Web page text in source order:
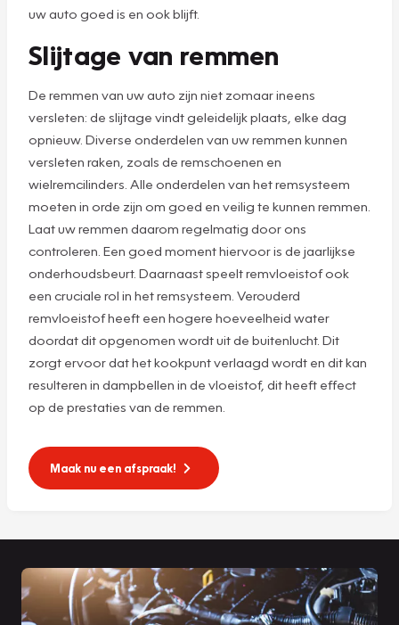
uw auto goed is en ook blijft.
Slijtage van remmen
De remmen van uw auto zijn niet zomaar ineens
versleten: de slijtage vindt geleidelijk plaats, elke dag
opnieuw. Diverse onderdelen van uw remmen kunnen
versleten raken, zoals de remschoenen en
wielremcilinders. Alle onderdelen van het remsysteem
moeten in orde zijn om goed en veilig te kunnen remmen.
Laat uw remmen daarom regelmatig door ons
controleren. Een goed moment hiervoor is de jaarlijkse
onderhoudsbeurt. Daarnaast speelt remvloeistof ook
een cruciale rol in het remsysteem. Verouderd
remvloeistof heeft een hogere hoeveelheid water
doordat dit opgenomen wordt uit de buitenlucht. Dit
zorgt ervoor dat het kookpunt verlaagd wordt en dit kan
resulteren in dampbellen in de vloeistof, dit heeft effect
op de prestaties van de remmen.
Maak nu een afspraak!